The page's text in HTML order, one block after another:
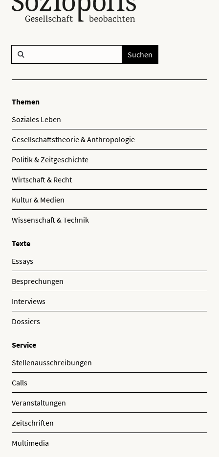
Suchen
Themen
Soziales Leben
Gesellschaftstheorie & Anthropologie
Politik & Zeitgeschichte
Wirtschaft & Recht
Kultur & Medien
Wissenschaft & Technik
Texte
Essays
Besprechungen
Interviews
Dossiers
Service
Stellenausschreibungen
Calls
Veranstaltungen
Zeitschriften
Multimedia